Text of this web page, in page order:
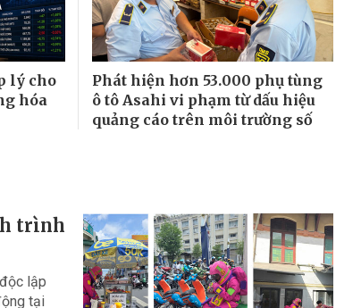
lý cho
hóa
Phát hiện hơn 53.000 phụ tùng
ô tô Asahi vi phạm từ dấu hiệu
quảng cáo trên môi trường số
trình
lập
tại